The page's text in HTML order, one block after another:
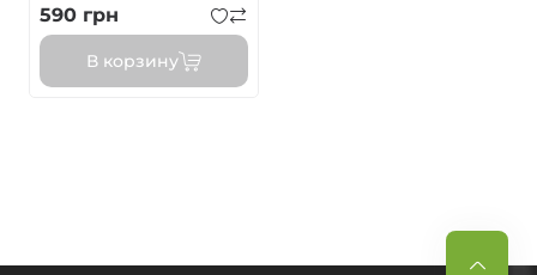
590 грн
В корзину